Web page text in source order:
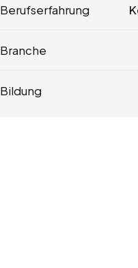
Berufserfahrung
Branche
Bildung